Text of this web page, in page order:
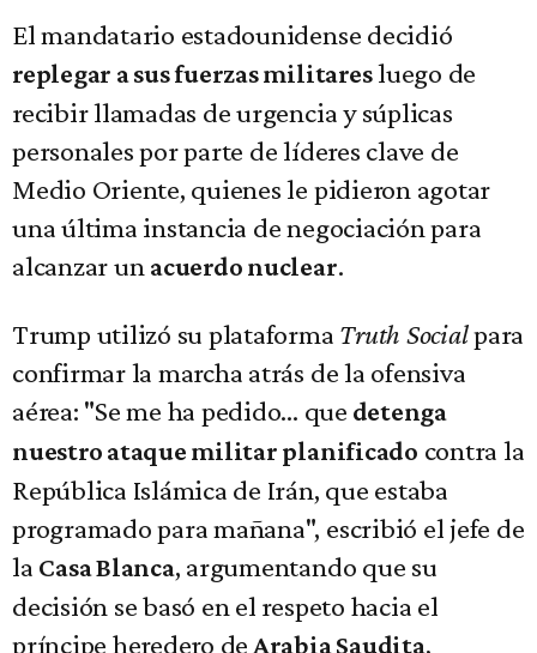
El mandatario estadounidense decidió
replegar a sus fuerzas militaresluego de
recibir llamadas de urgencia y súplicas
personales por parte de líderes clave de
Medio Oriente, quienes le pidieron agotar
una última instancia de negociación para
alcanzar un acuerdo nuclear.
Trump utilizó su plataforma Truth Socialpara
confirmar la marcha atrás de la ofensiva
aérea: "Se me ha pedido... que detenga
nuestro ataque militar planificado contra la
República Islámica de Irán, que estaba
programado para mañana", escribió el jefe de
la Casa Blanca, argumentando que su
decisión se basó en el respeto hacia el
príncipe heredero de Arabia Saudita,